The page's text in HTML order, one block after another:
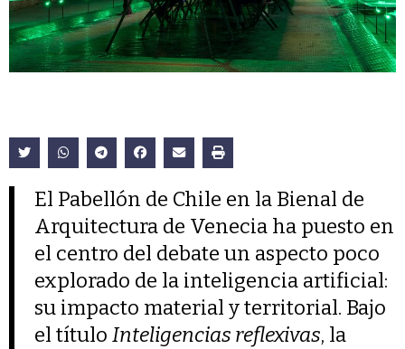
El Pabellón de Chile en la Bienal de
Arquitectura de Venecia ha puesto en
el centro del debate un aspecto poco
explorado de la inteligencia artificial:
su impacto material y territorial. Bajo
el títuloInteligencias reflexivas, la